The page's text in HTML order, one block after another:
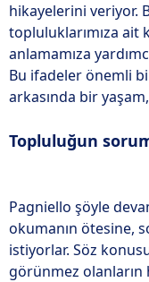
hikayelerini veriyor.
topluluklarımıza ait
anlamamıza
Bu ifadeler önemli
arkasında bir
Topluluğun
Pagniello şöyle
okumanın ötesine,
istiyorlar. Söz
görünmez olanların